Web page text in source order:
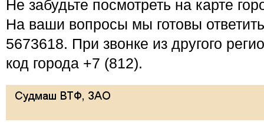
Не забудьте посмотреть на карте
На ваши вопросы мы готовы
5673618. При звонке из другого
код города +7 (812).